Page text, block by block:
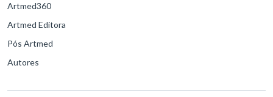
Artmed360
Artmed Editora
Pós Artmed
Autores